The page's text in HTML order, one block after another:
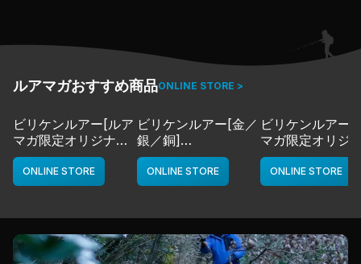
ルアマガおすすめ商品ONLINE STORE >
ビリケンルアー[ルア
マガ限定オリジナル
カラー／LMチャー
ト]
deps
ONLINE STORE
ビリケンルアー[金／
銀／銅]
deps
ONLINE STORE
ビリケンルアー[
マガ限定オリジ
カラー／LMボー
ワイト]
deps
ONLINE STORE